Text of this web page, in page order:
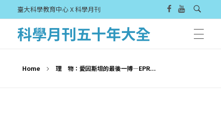
臺大科學教育中心 X 科學月刊
科學月刊五十年大全
Home 理 物：愛因斯坦的最後一搏—EPR...